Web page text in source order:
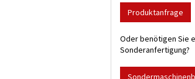
Produktanfrage
Oder benötigen Sie
Sonderanfertigung?